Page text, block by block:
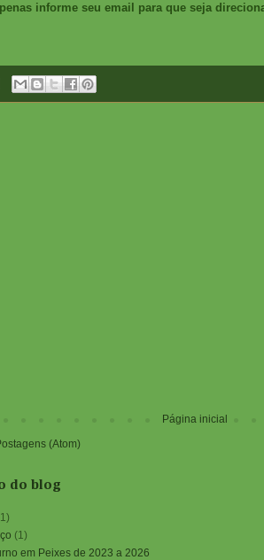
informe seu email para que seja
Página inicial
(Atom)
do blog
(1)
em Peixes de 2023 a 2026